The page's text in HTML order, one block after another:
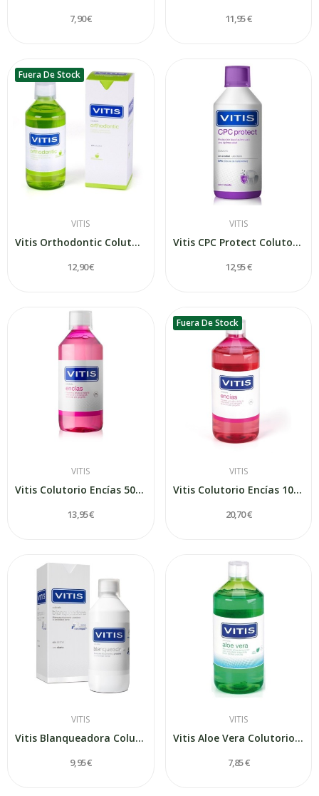
7,90 € 11,95 €
Fuera De Stock
VITIS
Vitis Orthodontic Colutorio 500 ml
12,90 €
VITIS
Vitis CPC Protect Colutorio 500ml
12,95 €
VITIS
Vitis Colutorio Encías 500 ml
13,95 €
Fuera De Stock
VITIS
Vitis Colutorio Encías 1000 ml
20,70 €
VITIS
Vitis Blanqueadora Colutorio 500 ml
9,95 €
VITIS
Vitis Aloe Vera Colutorio Sabor Menta 500 ml
7,85 €